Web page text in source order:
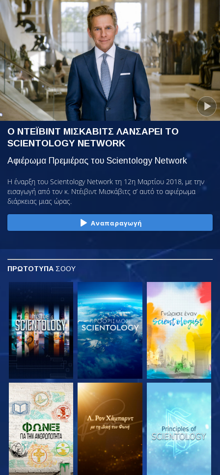
Ο ΝΤΕΪΒΙΝΤ ΜΙΣΚΑΒΙΤΣ ΛΑΝΣΑΡΕΙ ΤΟ
SCIENTOLOGY NETWORK
Αφιέρωμα Πρεμιέρας του Scientology Network
Η έναρξη του Scientology Network τη 12η Μαρτίου 2018, με την
εισαγωγή από τον κ. Ντέιβιντ Μισκάβιτς σ’ αυτό το αφιέρωμα
διάρκειας μιας ώρας.
Αναπαραγωγή
ΠΡΩΤΟΤΥΠΑ ΣΟΟΥ
ΕΞΕΡΕΥΝΗΣΤΕ ΤΗ
ΣΕΙΡΑ
ΕΞΕΡΕΥΝΗΣΤΕ ΤΗ
ΣΕΙΡΑ
ΕΞΕΡΕΥΝΗΣΤΕ ΤΗ
ΣΕΙΡΑ